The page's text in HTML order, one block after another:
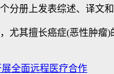
分册上发表综述、译文
尤其擅长癌症(恶性肿瘤
全面远程医疗合作